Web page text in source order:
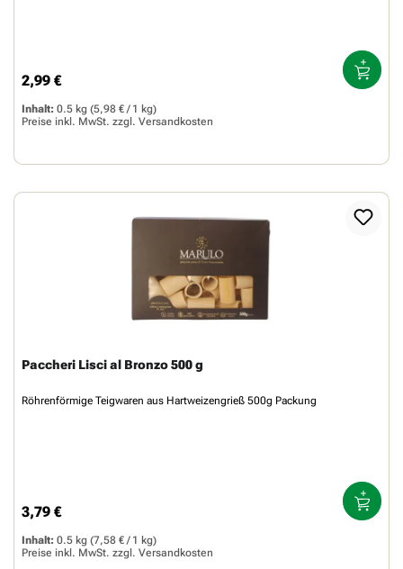
Regulärer Preis:
2,99 €
Inhalt: 0.5 kg (5,98 € / 1 kg)
Preise inkl. MwSt. zzgl. Versandkosten
Paccheri Lisci al Bronzo 500 g
Röhrenförmige Teigwaren aus Hartweizengrieß 500g Packung
Regulärer Preis:
3,79 €
Inhalt: 0.5 kg (7,58 € / 1 kg)
Preise inkl. MwSt. zzgl. Versandkosten